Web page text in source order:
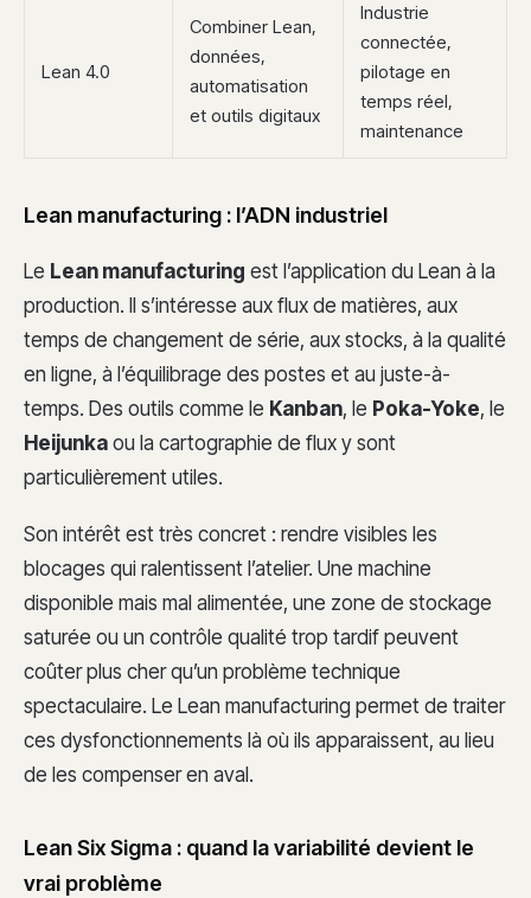
Lean 4.0
Combiner Lean,
données,
automatisation
et outils digitaux
Industrie
connectée,
pilotage en
temps réel,
maintenance
Lean manufacturing : l’ADN industriel
Le Lean manufacturing est l’application du Lean à la
production. Il s’intéresse aux flux de matières, aux
temps de changement de série, aux stocks, à la qualité
en ligne, à l’équilibrage des postes et au juste-à-
temps. Des outils comme le Kanban, le Poka-Yoke, le
Heijunka ou la cartographie de flux y sont
particulièrement utiles.
Son intérêt est très concret : rendre visibles les
blocages qui ralentissent l’atelier. Une machine
disponible mais mal alimentée, une zone de stockage
saturée ou un contrôle qualité trop tardif peuvent
coûter plus cher qu’un problème technique
spectaculaire. Le Lean manufacturing permet de traiter
ces dysfonctionnements là où ils apparaissent, au lieu
de les compenser en aval.
Lean Six Sigma : quand la variabilité devient le
vrai problème